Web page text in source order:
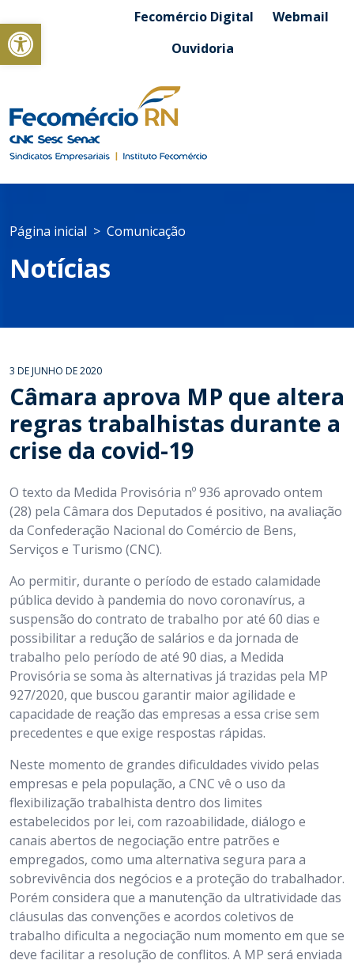
Abrir a barra de ferramentasFecomércio Digital
Webmail
Ouvidoria
Página inicial Comunicação
Notícias
3 DE JUNHO DE 2020
Câmara aprova MP que altera
regras trabalhistas durante a
crise da covid-19
O texto da Medida Provisória nº 936 aprovado ontem
(28) pela Câmara dos Deputados é positivo, na avaliação
da Confederação Nacional do Comércio de Bens,
Serviços e Turismo (CNC).
Ao permitir, durante o período de estado calamidade
pública devido à pandemia do novo coronavírus, a
suspensão do contrato de trabalho por até 60 dias e
possibilitar a redução de salários e da jornada de
trabalho pelo período de até 90 dias, a Medida
Provisória se soma às alternativas já trazidas pela MP
927/2020, que buscou garantir maior agilidade e
capacidade de reação das empresas a essa crise sem
precedentes e que exige respostas rápidas.
Neste momento de grandes dificuldades vivido pelas
empresas e pela população, a CNC vê o uso da
flexibilização trabalhista dentro dos limites
estabelecidos por lei, com razoabilidade, diálogo e
canais abertos de negociação entre patrões e
empregados, como uma alternativa segura para a
sobrevivência dos negócios e a proteção do trabalhador.
Porém considera que a manutenção da ultratividade das
cláusulas das convenções e acordos coletivos de
trabalho dificulta a negociação num momento em que se
deve facilitar a resolução de conflitos. A MP será enviada